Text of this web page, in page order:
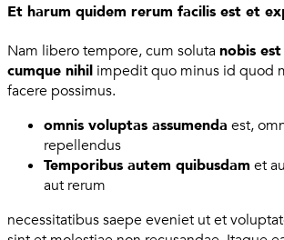
Et harum quidem rerum facilis est et
Nam libero tempore, cum soluta nobis
cumque nihil impedit quo minus id quod
facere possimus.
omnis voluptas assumenda est,
repellendus
Temporibus autem quibusdam et
aut rerum
necessitatibus saepe eveniet ut et